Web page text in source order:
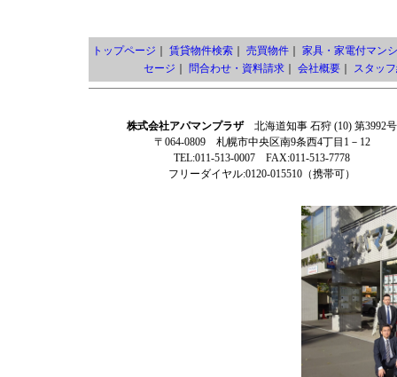
トップページ 賃貸物件検索｜ 売買物件｜ 家具・家電付マン
セージ
問合わせ・資料請求｜ 会社概要｜ スタッ
株式会社アパマンプラザ北海道知事 石狩 (10) 第3992号
〒064-0809 札幌市中央区南9条西4丁目1－12
TEL:011-513-0007 FAX:011-513-7778
フリーダイヤル:0120-015510（携帯可）